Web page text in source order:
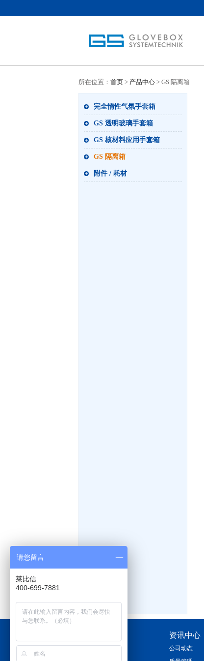
所在位置： 首页> 产品中心> GS 隔离箱
完全惰性气氛手套箱
GS 透明玻璃手套箱
GS 核材料应用手套箱
GS 隔离箱
附件 / 耗材
资讯中心
公司动态
请您留言
莱比信
400-699-7881